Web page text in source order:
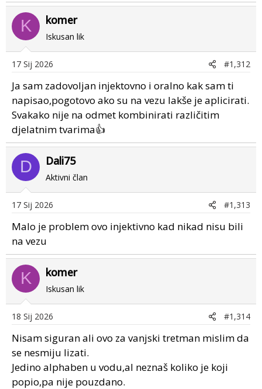
a
c
t
n
s
K komer
Iskusan lik
17 Sij 2026 #1,312
Ja sam zadovoljan injektovno i oralno kak sam ti
napisao,pogotovo ako su na vezu lakše je aplicirati.
Svakako nije na odmet kombinirati različitim
djelatnim tvarima👍
D Dali75
Aktivni član
17 Sij 2026 #1,313
Malo je problem ovo injektivno kad nikad nisu bili
na vezu
K komer
Iskusan lik
18 Sij 2026 #1,314
Nisam siguran ali ovo za vanjski tretman mislim da
se nesmiju lizati.
Jedino alphaben u vodu,al neznaš koliko je koji
popio,pa nije pouzdano.